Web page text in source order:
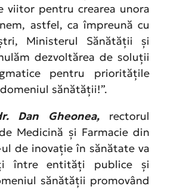
viitor pentru crearea unora
astfel, ca împreună cu
Ministerul Sănătății și
dezvoltărea de soluții
pentru prioritățile
sănătății!”.
Dan Gheonea, rectorul
Medicină și Farmacie din
ul de inovație în sănătate va
între entităţi publice şi
sănătății promovând